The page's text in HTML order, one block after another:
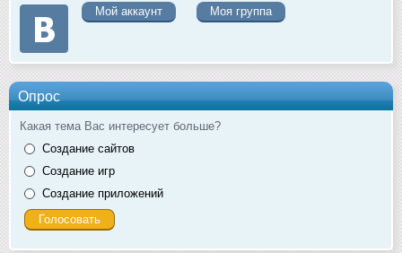
Мой аккаунт
Моя группа
Опрос
Какая тема Вас интересует больше?
Создание сайтов
Создание игр
Создание приложений